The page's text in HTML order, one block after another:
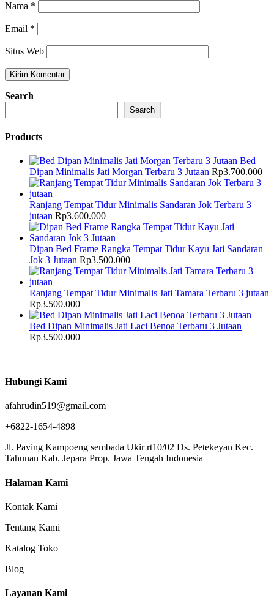
Nama *
Email *
Situs Web
Search
Search
Products
Bed
Dipan Minimalis Jati Morgan Terbaru 3 Jutaan Rp3.700.000
Ranjang Tempat Tidur Minimalis Sandaran Jok Terbaru 3
jutaan Rp3.600.000
Dipan Bed Frame Rangka Tempat Tidur Kayu Jati Sandaran
Jok 3 Jutaan Rp3.500.000
Ranjang Tempat Tidur Minimalis Jati Tamara Terbaru 3 jutaan
Rp3.500.000
Bed Dipan Minimalis Jati Laci Benoa Terbaru 3 Jutaan
Rp3.500.000
Hubungi Kami
afahrudin519@gmail.com
+6822-1654-4898
Jl. Paving Kampoeng sembada Ukir rt10/02 Ds. Petekeyan Kec.
Tahunan Kab. Jepara Prop. Jawa Tengah Indonesia
Halaman Kami
Kontak Kami
Tentang Kami
Katalog Toko
Blog
Layanan Kami